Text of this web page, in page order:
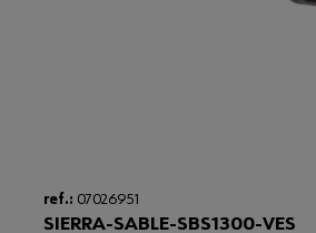
ref.: 07026951
SIERRA-SABLE-SBS1300-VES